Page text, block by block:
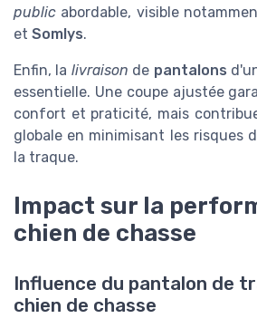
public abordable, visible
et Somlys.
Enfin, la livraison de pantalons
essentielle. Une coupe ajustée
confort et praticité, mais
globale en minimisant les risques
la traque.
Impact sur la
chien de chasse
Influence du pantalon de
chien de chasse